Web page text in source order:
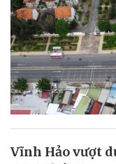
Vĩnh Hảo vượt